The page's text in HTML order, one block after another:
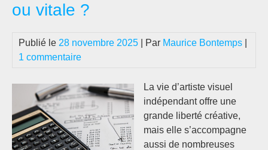
ou vitale ?
Publié le 28 novembre 2025 | Par Maurice Bontemps
1 commentaire
La vie d’artiste visuel
indépendant offre une
grande liberté créative,
mais elle s’accompagne
aussi de nombreuses